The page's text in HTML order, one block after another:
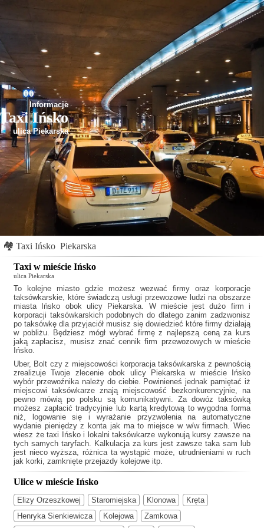
Informacje
Taxi Ińsko
ulica Piekarska
🏘 Taxi Ińsko Piekarska
Taxi w mieście Ińsko
ulica Piekarska
To kolejne miasto gdzie możesz wezwać firmy oraz korporacje
taksówkarskie, które świadczą usługi przewozowe ludzi na obszarze
miasta Ińsko obok ulicy Piekarska. W mieście jest dużo firm i
korporacji taksówkarskich podobnych do dlatego zanim zadzwonisz
po taksówkę dla przyjaciół musisz się dowiedzieć które firmy działają
w pobliżu. Będziesz mógł wybrać firmę z najlepszą ceną za kurs
jaką zapłacisz, musisz znać cennik firm przewozowych w mieście
Ińsko.
Uber, Bolt czy z miejscowości korporacja taksówkarska z pewnością
zrealizuje Twoje zlecenie obok ulicy Piekarska w mieście Ińsko
wybór przewoźnika należy do ciebie. Powinieneś jednak pamiętać iż
miejscowi taksówkarze znają miejscowość bezkonkurencyjnie, na
pewno mówią po polsku są komunikatywni. Za dowóz taksówką
możesz zapłacić tradycyjnie lub kartą kredytową to wygodna forma
niż, logowanie się i wyrażanie przyzwolenia na automatyczne
wydanie pieniędzy z konta jak ma to miejsce w w/w firmach. Wiec
wiesz że taxi Ińskoi lokalni taksówkarze wykonują kursy zawsze na
tych samych taryfach. Kalkulacja za kurs jest zawsze taka sam lub
jest nieco wyższa, różnica ta wystąpić może, utrudnieniami w ruch
jak korki, zamknięte przejazdy kolejowe itp.
Ulice w mieście Ińsko
Elizy Orzeszkowej Staromiejska Klonowa
Kręta
Henryka Sienkiewicza
Kolejowa
Zamkowa